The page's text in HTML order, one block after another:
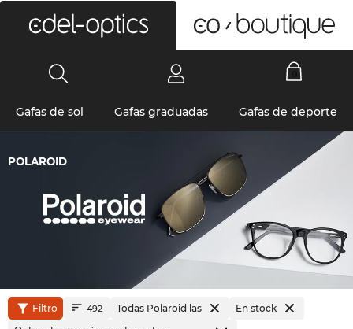
Gafas de sol Gafas graduadas Gafas de deporte
POLAROID
Filtro 492 Todas Polaroid las En stock